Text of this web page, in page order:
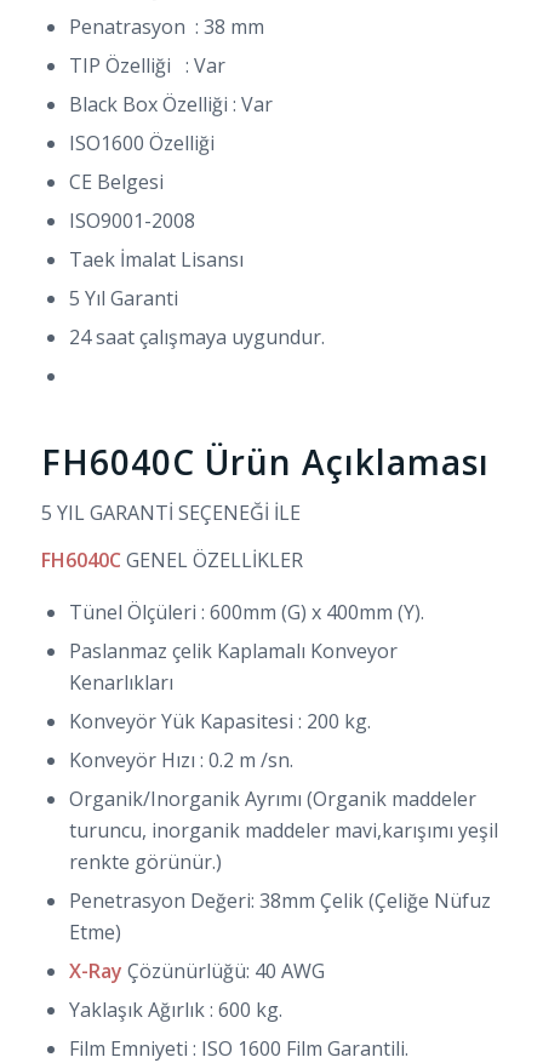
Penatrasyon : 38 mm
TIP Özelliği : Var
Black Box Özelliği : Var
ISO1600 Özelliği
CE Belgesi
ISO9001-2008
Taek İmalat Lisansı
5 Yıl Garanti
24 saat çalışmaya uygundur.
FH6040C Ürün Açıklaması
5 YIL GARANTİ SEÇENEĞİ İLE
FH6040C GENEL ÖZELLİKLER
Tünel Ölçüleri : 600mm (G) x 400mm (Y).
Paslanmaz çelik Kaplamalı Konveyor
Kenarlıkları
Konveyör Yük Kapasitesi : 200 kg.
Konveyör Hızı : 0.2 m /sn.
Organik/Inorganik Ayrımı (Organik maddeler
turuncu, inorganik maddeler mavi,karışımı yeşil
renkte görünür.)
Penetrasyon Değeri: 38mm Çelik (Çeliğe Nüfuz
Etme)
X-Ray Çözünürlüğü: 40 AWG
Yaklaşık Ağırlık : 600 kg.
Film Emniyeti : ISO 1600 Film Garantili.